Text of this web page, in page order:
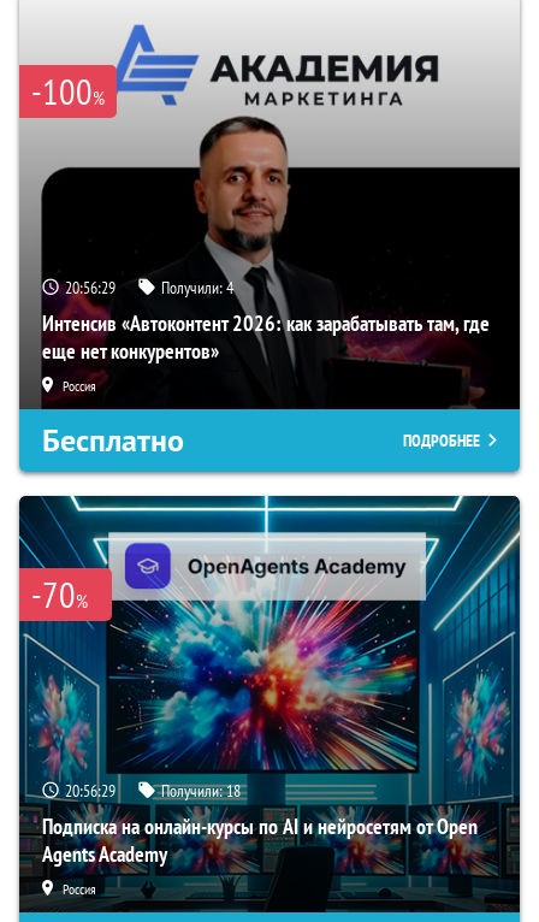
-100%
20:56:28 Получили:4
Интенсив «Автоконтент 2026: как зарабатывать там, где
еще нет конкурентов»
Россия
Бесплатно ПОДРОБНЕЕ
-70%
20:56:28 Получили:18
Подписка на онлайн-курсы по AI и нейросетям от Open
Agents Academy
Россия